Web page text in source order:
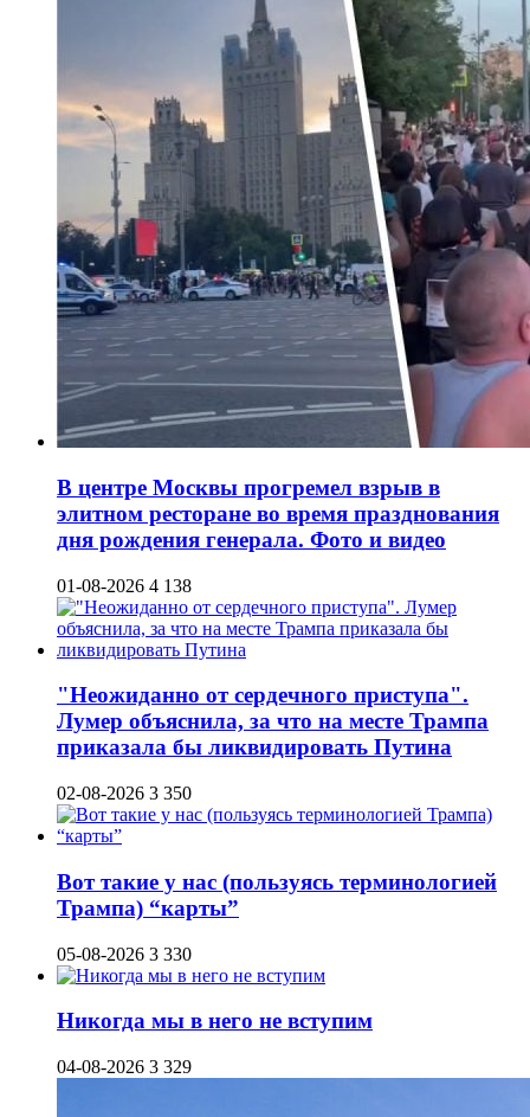
В центре Москвы прогремел взрыв в
элитном ресторане во время празднования
дня рождения генерала. Фото и видео
01-08-2026 4 138
"Неожиданно от сердечного приступа".
Лумер объяснила, за что на месте Трампа
приказала бы ликвидировать Путина
02-08-2026 3 350
Вот такие у нас (пользуясь терминологией
Трампа) “карты”
05-08-2026 3 330
Никогда мы в него не вступим
04-08-2026 3 329